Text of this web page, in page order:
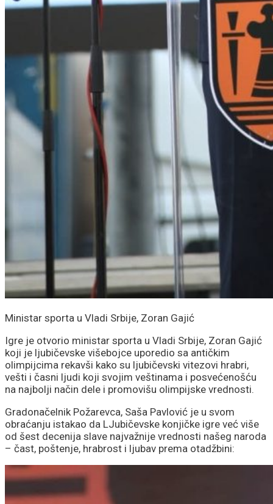
Ministar sporta u Vladi Srbije, Zoran Gajić
Igre je otvorio ministar sporta u Vladi Srbije, Zoran Gajić
koji je ljubičevske višebojce uporedio sa antičkim
olimpijcima rekavši kako su ljubičevski vitezovi hrabri,
vešti i časni ljudi koji svojim veštinama i posvećenošću
na najbolji način dele i promovišu olimpijske vrednosti.
Gradonačelnik Požarevca, Saša Pavlović je u svom
obraćanju istakao da LJubičevske konjičke igre već više
od šest decenija slave najvažnije vrednosti našeg naroda
– čast, poštenje, hrabrost i ljubav prema otadžbini: